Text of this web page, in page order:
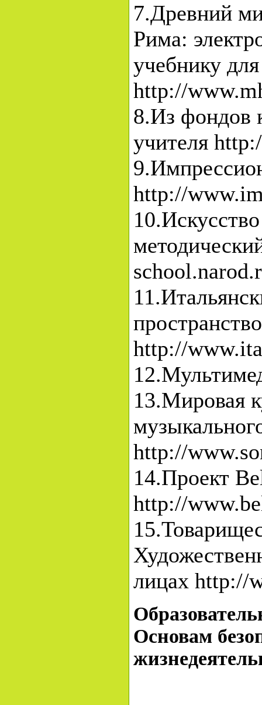
7.Древний
Рима:
учебнику
http://
8.Из фондов
учителя
http://
http://
13.Мировая
http://
14.Проект
http://
лицах http://
Основам